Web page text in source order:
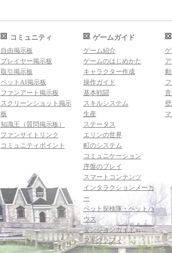
コミュニティ
自由掲示板
プレイヤー掲示板
取引掲示板
ペットAI掲示板
ファンアート掲示板
スクリーンショット掲示
板
知識王（質問掲示板）
ファンサイトリンク
コミュニティポイント
ゲームガイド
ゲーム紹介
ゲームのはじめかた
キャラクター作成
操作ガイド
基本戦闘
スキルシステム
生産
ステータス
エリンの世界
町のシステム
コミュニケーション
序盤のプレイ
スマートコンテンツ
インタラクションメーカ
ー
ペット探検隊・ペットハ
ウス
ダンジョンガイド
マギグラフィ